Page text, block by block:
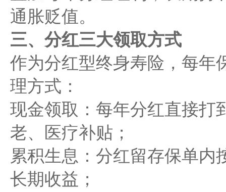
通胀贬值。
三、分红三大领取方式
作为分红型终身寿险，每年
理方式：
现金领取：每年分红直接打
老、医疗补贴；
累积生息：分红留存保单内
长期收益；